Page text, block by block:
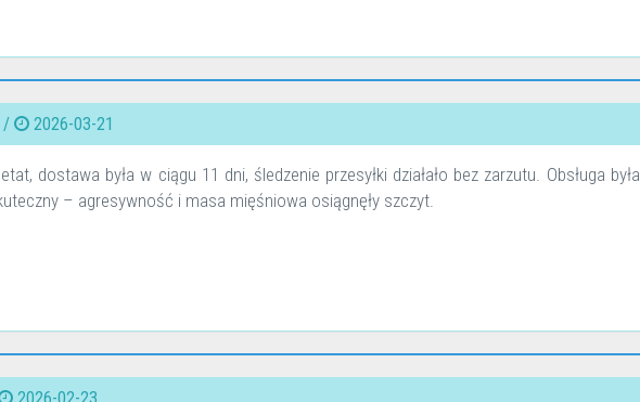
/ 2026-03-21
dostawa była w ciągu 11 dni, śledzenie przesyłki działało bez zarzutu. Obsługa była
– agresywność i masa mięśniowa osiągnęły szczyt.